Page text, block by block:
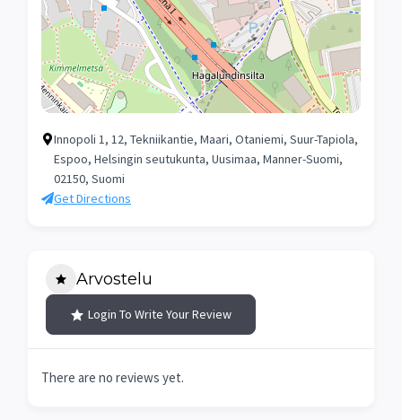
Innopoli 1, 12, Tekniikantie, Maari, Otaniemi, Suur-Tapiola,
Espoo, Helsingin seutukunta, Uusimaa, Manner-Suomi,
02150, Suomi
Get Directions
Arvostelu
Login To Write Your Review
There are no reviews yet.